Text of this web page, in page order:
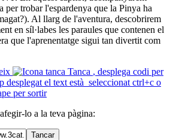
per trobar l'espardenya que la Pinya ha
Al llarg de l'aventura, descobrirem
en síl·labes les paraules que contenen el
que l'aprenentatge sigui tan divertit com
Tanca , desplega codi per
desplegat el text està seleccionat ctrl+c o
per sortir
lo a la teva pàgina:
Tancar